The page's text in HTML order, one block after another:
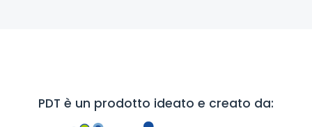
PDT è un prodotto ideato e creato da: